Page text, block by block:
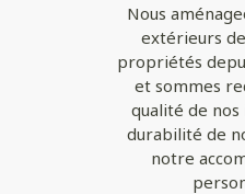
Nous
extérieurs
propriétés
et sommes
qualité de
durabilité de
notre